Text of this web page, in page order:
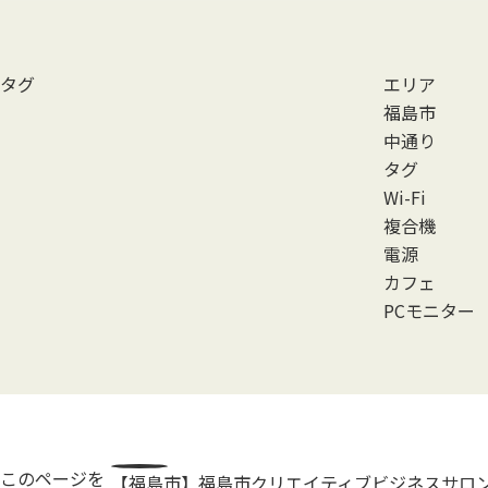
タグ
エリア
福島市
中通り
タグ
Wi-Fi
複合機
電源
カフェ
PCモニター
このページを 【福島市】福島市クリエイティブビジネスサロ